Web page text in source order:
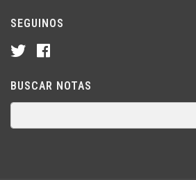
SEGUINOS
BUSCAR NOTAS